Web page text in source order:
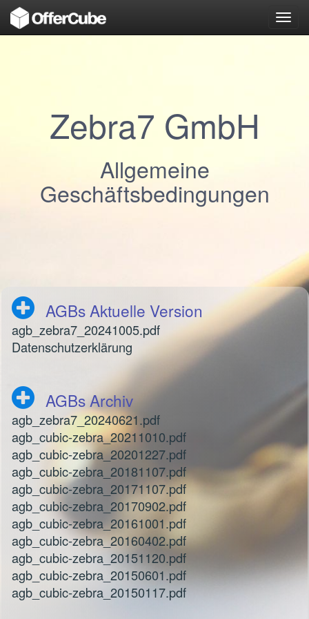
Zebra7 GmbH
Allgemeine
Geschäftsbedingungen
AGBs Aktuelle Version
agb_zebra7_20241005.pdf
Datenschutzerklärung
AGBs Archiv
agb_zebra7_20240621.pdf
agb_cubic-zebra_20211010.pdf
agb_cubic-zebra_20201227.pdf
agb_cubic-zebra_20181107.pdf
agb_cubic-zebra_20171107.pdf
agb_cubic-zebra_20170902.pdf
agb_cubic-zebra_20161001.pdf
agb_cubic-zebra_20160402.pdf
agb_cubic-zebra_20151120.pdf
agb_cubic-zebra_20150601.pdf
agb_cubic-zebra_20150117.pdf